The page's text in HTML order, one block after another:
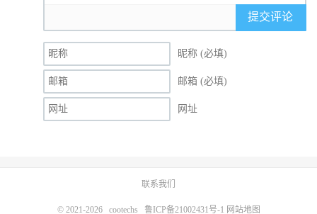
提交评论
昵称 (必填)
邮箱 (必填)
网址
联系我们
© 2021-2026 cootechs 鲁ICP备21002431号-1 网站地图